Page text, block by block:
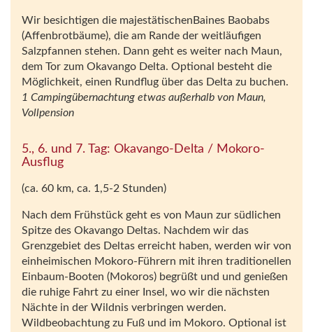
Wir besichtigen die majestätischenBaines Baobabs
(Affenbrotbäume), die am Rande der weitläufigen
Salzpfannen stehen. Dann geht es weiter nach Maun,
dem Tor zum Okavango Delta. Optional besteht die
Möglichkeit, einen Rundflug über das Delta zu buchen.
1 Campingübernachtung etwas außerhalb von Maun,
Vollpension
5., 6. und 7. Tag: Okavango-Delta / Mokoro-
Ausflug
(ca. 60 km, ca. 1,5-2 Stunden)
Nach dem Frühstück geht es von Maun zur südlichen
Spitze des Okavango Deltas. Nachdem wir das
Grenzgebiet des Deltas erreicht haben, werden wir von
einheimischen Mokoro-Führern mit ihren traditionellen
Einbaum-Booten (Mokoros) begrüßt und und genießen
die ruhige Fahrt zu einer Insel, wo wir die nächsten
Nächte in der Wildnis verbringen werden.
Wildbeobachtung zu Fuß und im Mokoro. Optional ist